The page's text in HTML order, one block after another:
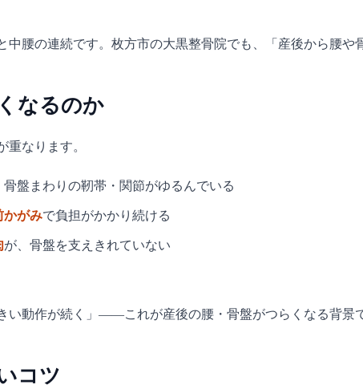
腰の連続です。枚方市の大黒整骨院でも、「産後から腰や
なるのか
なります。
盤まわりの靭帯・関節がゆるんでいる
かがみで負担がかかり続ける
が、骨盤を支えきれていない
い動作が続く」——これが産後の腰・骨盤がつらくなる背景
コツ